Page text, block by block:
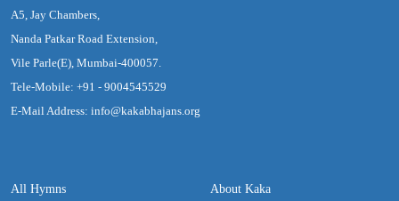
A5, Jay Chambers,
Nanda Patkar Road Extension,
Vile Parle(E), Mumbai-400057.
Tele-Mobile: +91 - 9004545529
E-Mail Address: info@kakabhajans.org
All Hymns
About Kaka